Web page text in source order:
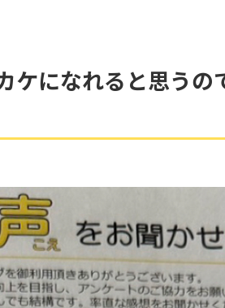
ケになれると思うの